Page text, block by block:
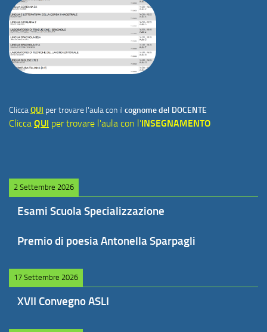
CliccaQUI per trovare l'aula con il cognome del DOCENTE
Clicca QUI per trovare l'aula con l'INSEGNAMENTO
2 Settembre 2026
Esami Scuola Specializzazione
Premio di poesia Antonella Sparpagli
17 Settembre 2026
XVII Convegno ASLI